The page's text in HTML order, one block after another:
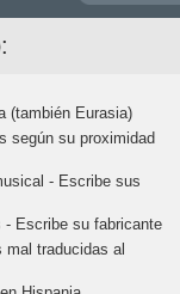
(también Eurasia)
según su proximidad
- Escribe sus
- Escribe su fabricante
traducidas al